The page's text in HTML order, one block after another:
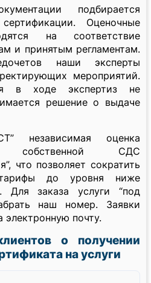
подбирается
Оценочные
на соответствие
и принятым регламентам.
наши эксперты
мероприятий.
в ходе экспертиз не
решение о выдаче
независимая оценка
СДС
что позволяет сократить
до уровня ниже
Для заказа услуги “под
наш номер. Заявки
почту.
о получении
на услуги